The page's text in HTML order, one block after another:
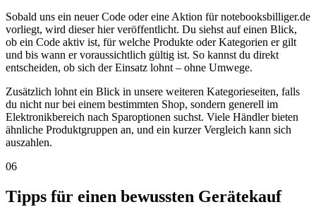
Sobald uns ein neuer Code oder eine Aktion für notebooksbilliger.de
vorliegt, wird dieser hier veröffentlicht. Du siehst auf einen Blick,
ob ein Code aktiv ist, für welche Produkte oder Kategorien er gilt
und bis wann er voraussichtlich gültig ist. So kannst du direkt
entscheiden, ob sich der Einsatz lohnt – ohne Umwege.
Zusätzlich lohnt ein Blick in unsere weiteren Kategorieseiten, falls
du nicht nur bei einem bestimmten Shop, sondern generell im
Elektronikbereich nach Sparoptionen suchst. Viele Händler bieten
ähnliche Produktgruppen an, und ein kurzer Vergleich kann sich
auszahlen.
06
Tipps für einen bewussten Gerätekauf